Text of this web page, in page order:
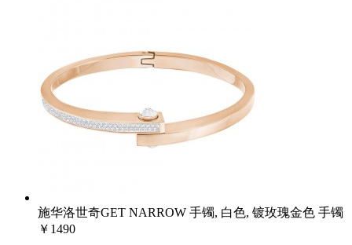
施华洛世奇GET NARROW 手镯, 白色, 镀玫瑰金色 手镯
￥1490